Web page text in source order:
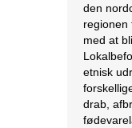
den
med at
etnisk
drab,